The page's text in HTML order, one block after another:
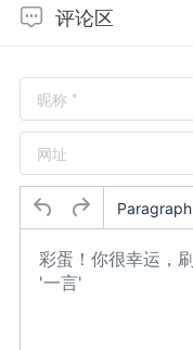
评论区
Paragraph